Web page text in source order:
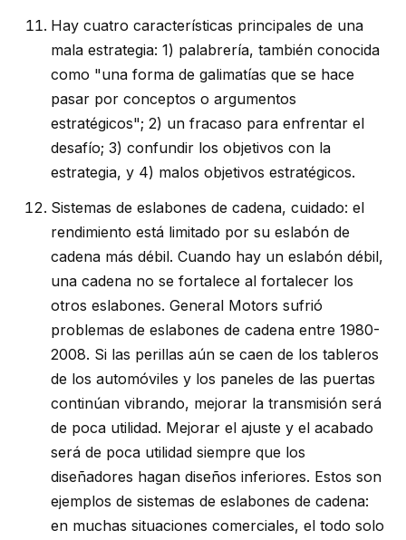
Hay cuatro características principales de una
mala estrategia: 1) palabrería, también conocida
como "una forma de galimatías que se hace
pasar por conceptos o argumentos
estratégicos"; 2) un fracaso para enfrentar el
desafío; 3) confundir los objetivos con la
estrategia, y 4) malos objetivos estratégicos.
Sistemas de eslabones de cadena, cuidado: el
rendimiento está limitado por su eslabón de
cadena más débil. Cuando hay un eslabón débil,
una cadena no se fortalece al fortalecer los
otros eslabones. General Motors sufrió
problemas de eslabones de cadena entre 1980-
2008. Si las perillas aún se caen de los tableros
de los automóviles y los paneles de las puertas
continúan vibrando, mejorar la transmisión será
de poca utilidad. Mejorar el ajuste y el acabado
será de poca utilidad siempre que los
diseñadores hagan diseños inferiores. Estos son
ejemplos de sistemas de eslabones de cadena:
en muchas situaciones comerciales, el todo solo